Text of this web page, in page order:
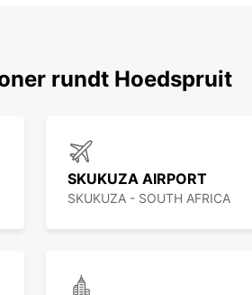
rundt Hoedspruit
SKUKUZA AIRPORT
SKUKUZA - SOUTH AFRICA